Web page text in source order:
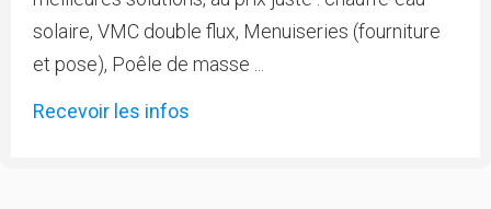
solaire, VMC double flux, Menuiseries (fourniture
et pose), Poêle de masse ...
Recevoir les infos